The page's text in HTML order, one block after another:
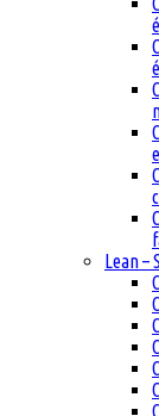
Lean –